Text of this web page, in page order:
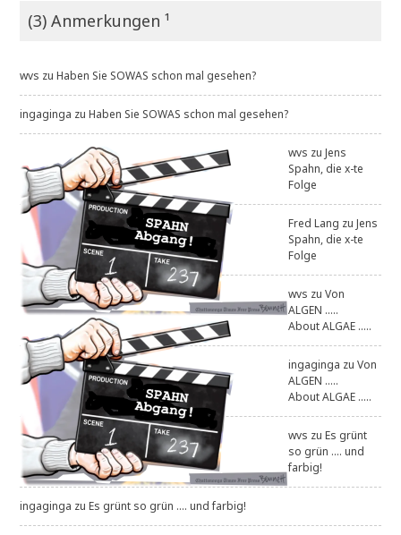
(3) Anmerkungen ¹
wvs zuHaben Sie SOWAS schon mal gesehen?
ingaginga zuHaben Sie SOWAS schon mal gesehen?
wvs zuJens
Spahn, die x-te
Folge
Fred Lang zuJens
Spahn, die x-te
Folge
wvs zuVon
ALGEN .....
About ALGAE .....
ingaginga zuVon
ALGEN .....
About ALGAE .....
wvs zuEs grünt
so grün .... und
farbig!
ingaginga zuEs grünt so grün .... und farbig!